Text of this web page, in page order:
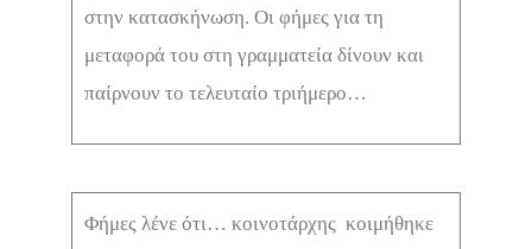
στην κατασκήνωση. Οι φήμες για τη
μεταφορά του στη γραμματεία δίνουν και
παίρνουν το τελευταίο τριήμερο…
Φήμες λένε ότι… κοινοτάρχης κοιμήθηκε